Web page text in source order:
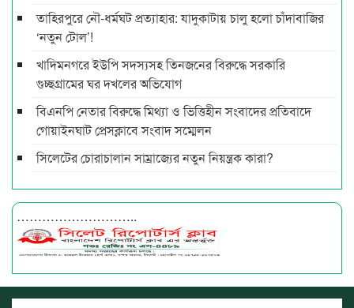
তাহিরপুরে নৌ-ধর্মঘট প্রত্যাহার: যাদুকাটায় চালু হলো চাঁদাবাজির
‘নতুন টোল’!
খাদিমনগরে ইউপি সদস্যসহ তিনজনের বিরুদ্ধে সরকারি
গুচ্ছগ্রামের ঘর দখলের অভিযোগ
বিএনপি নেতার বিরুদ্ধে মিথ্যা ও ভিত্তিহীন সংবাদের প্রতিবাদে
গোয়াইনঘাট প্রেসক্লাবে সংবাদ সম্মেলন
সিলেটের চোরাচালান সাম্রাজ্যের নতুন নিয়ন্ত্রক কারা?
………………………..